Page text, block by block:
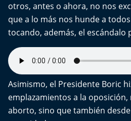
otros, antes o ahora, no nos
que a lo más nos hunde a
tocando, además, el escándalo
Asimismo, el Presidente Boric
emplazamientos a la
aborto, sino que también